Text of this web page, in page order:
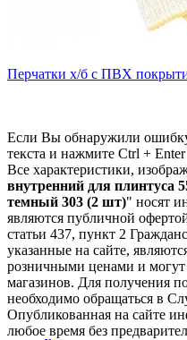
Перчатки х/б с ПВХ
Если Вы обнаружили
текста и нажмите Ctrl + Enter
Все характеристики,
внутренний для плинтуса
темный 303 (2 шт)" носят
являются публичной
статьи 437, пункт 2
указанные на сайте,
розничными ценами и могут
магазинов. Для получения
необходимо обращаться в
Опубликованная на сайте
любое время без